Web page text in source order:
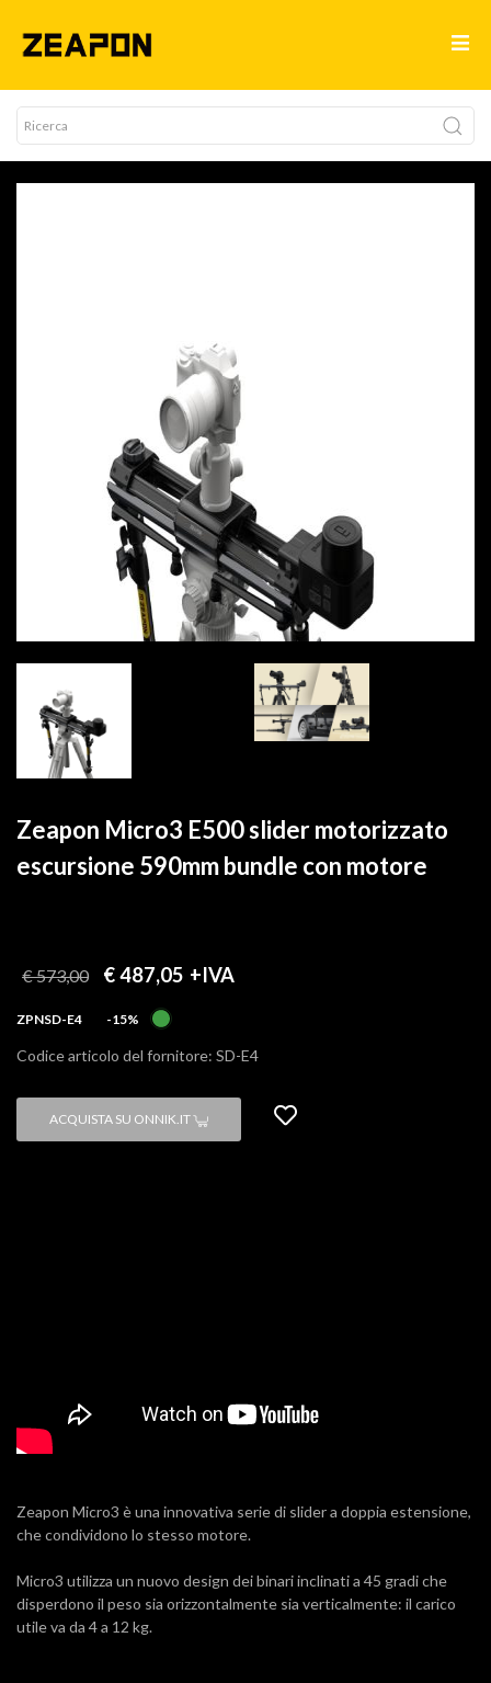
Zeapon Micro3 E500 slider motorizzato
escursione 590mm bundle con motore
€ 573,00 € 487,05 +IVA
ZPNSD-E4 -15%
Codice articolo del fornitore: SD-E4
ACQUISTA SU ONNIK.IT
Zeapon Micro3 è una innovativa serie di slider a doppia estensione,
che condividono lo stesso motore.
Micro3 utilizza un nuovo design dei binari inclinati a 45 gradi che
disperdono il peso sia orizzontalmente sia verticalmente: il carico
utile va da 4 a 12 kg.